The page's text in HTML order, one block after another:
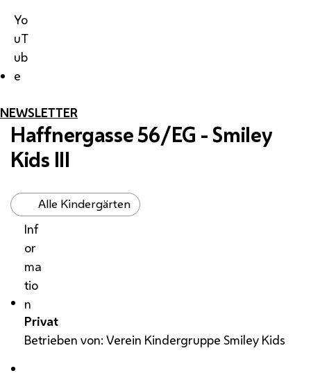
Yo
uT
ub
e
NEWSLETTER
Haffnergasse 56/EG - Smiley
Kids III
Alle Kindergärten
Inf
or
ma
tio
n
Privat
Betrieben von: Verein Kindergruppe Smiley Kids